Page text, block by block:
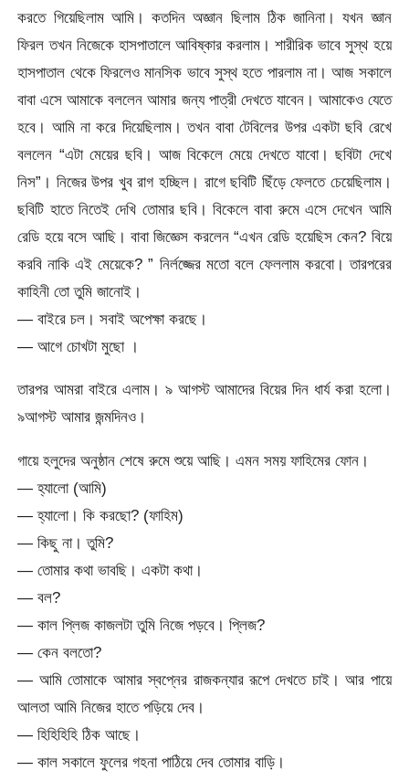
করতে গিয়েছিলাম আমি। কতদিন অজ্ঞান ছিলাম ঠিক জানিনা। যখন জ্ঞান
ফিরল তখন নিজেকে হাসপাতালে আবিষ্কার করলাম। শারীরিক ভাবে সুস্থ হয়ে
হাসপাতাল থেকে ফিরলেও মানসিক ভাবে সুস্থ হতে পারলাম না। আজ সকালে
বাবা এসে আমাকে বললেন আমার জন্য পাত্রী দেখতে যাবেন। আমাকেও যেতে
হবে। আমি না করে দিয়েছিলাম। তখন বাবা টেবিলের উপর একটা ছবি রেখে
বললেন “এটা মেয়ের ছবি। আজ বিকেলে মেয়ে দেখতে যাবো। ছবিটা দেখে
নিস”। নিজের উপর খুব রাগ হচ্ছিল। রাগে ছবিটি ছিঁড়ে ফেলতে চেয়েছিলাম।
ছবিটি হাতে নিতেই দেখি তোমার ছবি। বিকেলে বাবা রুমে এসে দেখেন আমি
রেডি হয়ে বসে আছি। বাবা জিজ্ঞেস করলেন “এখন রেডি হয়েছিস কেন? বিয়ে
করবি নাকি এই মেয়েকে? ” নির্লজ্জের মতো বলে ফেললাম করবো। তারপরের
কাহিনী তো তুমি জানোই।
— বাইরে চল। সবাই অপেক্ষা করছে।
— আগে চোখটা মুছো ।
তারপর আমরা বাইরে এলাম। ৯ আগস্ট আমাদের বিয়ের দিন ধার্য করা হলো।
৯আগস্ট আমার জন্মদিনও।
গায়ে হলুদের অনুষ্ঠান শেষে রুমে শুয়ে আছি। এমন সময় ফাহিমের ফোন।
— হ্যালো (আমি)
— হ্যালো। কি করছো? (ফাহিম)
— কিছু না। তুমি?
— তোমার কথা ভাবছি। একটা কথা।
— বল?
— কাল প্লিজ কাজলটা তুমি নিজে পড়বে। প্লিজ?
— কেন বলতো?
— আমি তোমাকে আমার স্বপ্নের রাজকন্যার রূপে দেখতে চাই। আর পায়ে
আলতা আমি নিজের হাতে পড়িয়ে দেব।
— হিহিহিহি ঠিক আছে।
— কাল সকালে ফুলের গহনা পাঠিয়ে দেব তোমার বাড়ি।